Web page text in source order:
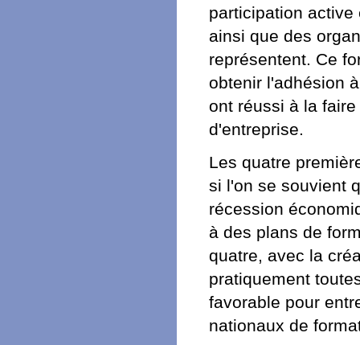
participation
ainsi que des
représentent. Ce
obtenir l'adhésion
ont réussi à la
d'entreprise.
Les quatre
si l'on se souvient
récession
à des plans de
quatre, avec la
pratiquement
favorable pour
nationaux de